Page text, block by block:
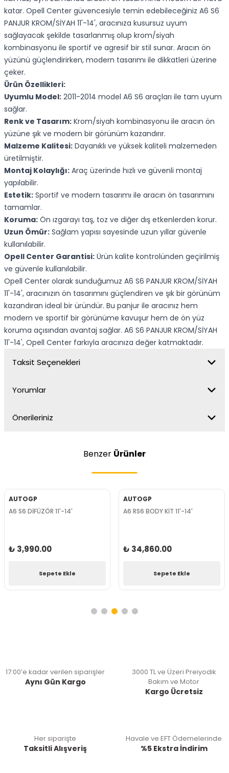
katar. Opell Center güvencesiyle temin edebileceğiniz A6 S6
PANJUR KROM/SİYAH 11'-14', aracınıza kusursuz uyum
sağlayacak şekilde tasarlanmış olup krom/siyah
kombinasyonu ile sportif ve agresif bir stil sunar. Aracın ön
yüzünü güçlendirirken, modern tasarımı ile dikkatleri üzerine
çeker.
Ürün Özellikleri:
Uyumlu Model: 2011-2014 model A6 S6 araçları ile tam uyum
sağlar.
Renk ve Tasarım: Krom/siyah kombinasyonu ile aracın ön
yüzüne şık ve modern bir görünüm kazandırır.
Malzeme Kalitesi: Dayanıklı ve yüksek kaliteli malzemeden
üretilmiştir.
Montaj Kolaylığı: Araç üzerinde hızlı ve güvenli montaj
yapılabilir.
Estetik: Sportif ve modern tasarımı ile aracın ön tasarımını
tamamlar.
Koruma: Ön ızgarayı taş, toz ve diğer dış etkenlerden korur.
Uzun Ömür: Sağlam yapısı sayesinde uzun yıllar güvenle
kullanılabilir.
Opell Center Garantisi: Ürün kalite kontrolünden geçirilmiş
ve güvenle kullanılabilir.
Opell Center olarak sunduğumuz A6 S6 PANJUR KROM/SİYAH
11'-14', aracınızın ön tasarımını güçlendiren ve şık bir görünüm
kazandıran ideal bir üründür. Bu panjur ile aracınız hem
modern ve sportif bir görünüme kavuşur hem de ön yüz
koruma açısından avantaj sağlar. A6 S6 PANJUR KROM/SİYAH
11'-14', Opell Center farkıyla aracınıza değer katmaktadır.
Taksit Seçenekleri
Yorumlar
Önerileriniz
Benzer Ürünler
AUTOGP
A6 S6 DİFÜZÖR 11'-14'
₺ 3,990.00
Sepete Ekle
AUTOGP
A6 RS6 BODY KİT 11'-14'
₺ 34,860.00
Sepete Ekle
17:00’e kadar verilen siparişler
Aynı Gün Kargo
3000 TL ve Üzeri Preiyodik
Bakım ve Motor
Kargo Ücretsiz
Her siparişte
Taksitli Alışveriş
Havale ve EFT Ödemelerinde
%5 Ekstra İndirim